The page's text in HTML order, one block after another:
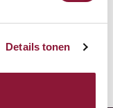
Details tonen